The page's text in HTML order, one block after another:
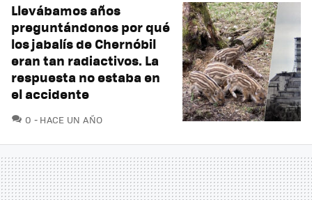
Llevábamos años
preguntándonos por qué
los jabalís de Chernóbil
eran tan radiactivos. La
respuesta no estaba en
el accidente
0 COMENTARIOS
HACE UN AÑO